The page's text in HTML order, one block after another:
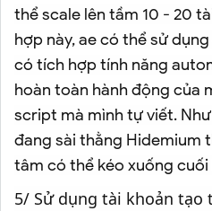
thể scale lên tầm 10 - 20
hợp này, ae có thể sử
có tích hợp tính năng
hoàn toàn hành động của
script mà mình tự viết.
đang sài thằng Hidemium
tâm có thể kéo xuống cuối
5/ Sử dụng tài khoản tạo